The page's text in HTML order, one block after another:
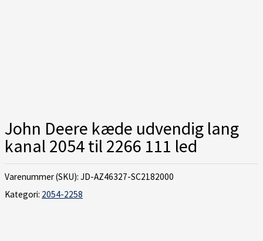
John Deere kæde udvendig lang
kanal 2054 til 2266 111 led
Varenummer (SKU): JD-AZ46327-SC2182000
Kategori: 2054-2258